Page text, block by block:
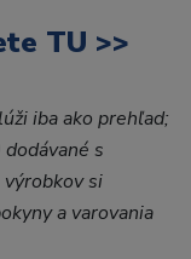
TU >>
iba ako prehľad;
s
si
a varovania